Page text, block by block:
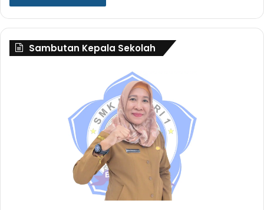
Sambutan Kepala Sekolah